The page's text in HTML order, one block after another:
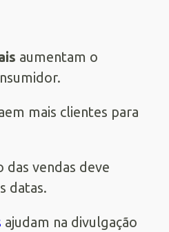
aumentam o
mais clientes para
das vendas deve
datas.
ajudam na divulgação